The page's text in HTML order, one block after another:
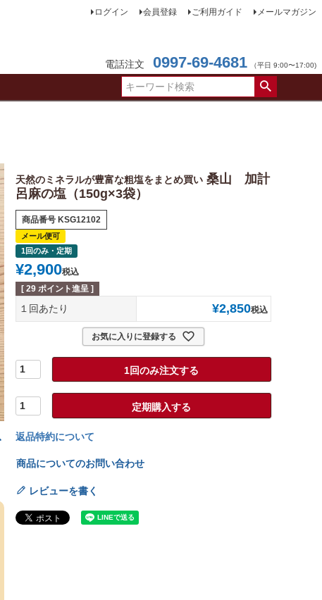
ログイン 会員登録 ご利用ガイド メールマガジン
電話注文 0997-69-4681 （平日 9:00〜17:00)
天然のミネラルが豊富な粗塩をまとめ買い 桑山 加計
呂麻の塩（150g×3袋）
商品番号 KSG12102
メール便可
1回のみ・定期
¥2,900税込
[ 29 ポイント進呈 ]
１回あたり ¥2,850税込
お気に入りに登録する
1回のみ注文する
定期購入する
返品特約について
商品についてのお問い合わせ
レビューを書く